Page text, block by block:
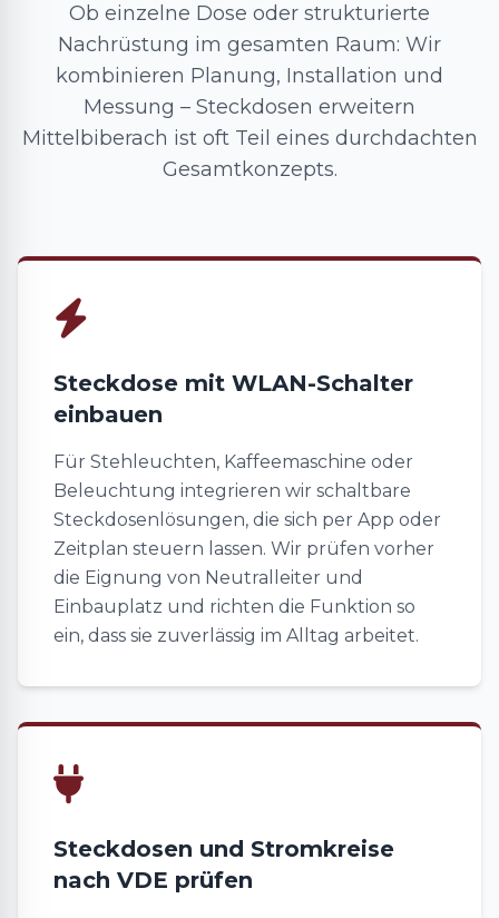
Ob einzelne Dose oder strukturierte
Nachrüstung im gesamten Raum: Wir
kombinieren Planung, Installation und
Messung – Steckdosen erweitern
Mittelbiberach ist oft Teil eines durchdachten
Gesamtkonzepts.
Steckdose mit WLAN-Schalter
einbauen
Für Stehleuchten, Kaffeemaschine oder
Beleuchtung integrieren wir schaltbare
Steckdosenlösungen, die sich per App oder
Zeitplan steuern lassen. Wir prüfen vorher
die Eignung von Neutralleiter und
Einbauplatz und richten die Funktion so
ein, dass sie zuverlässig im Alltag arbeitet.
Steckdosen und Stromkreise
nach VDE prüfen